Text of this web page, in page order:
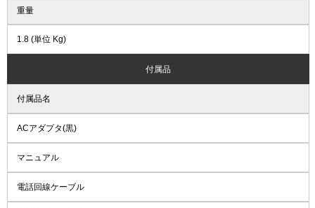
重量
1.8 (単位 Kg)
付属品
付属品名
ACアダプタ(黒)
マニュアル
電話回線ケーブル